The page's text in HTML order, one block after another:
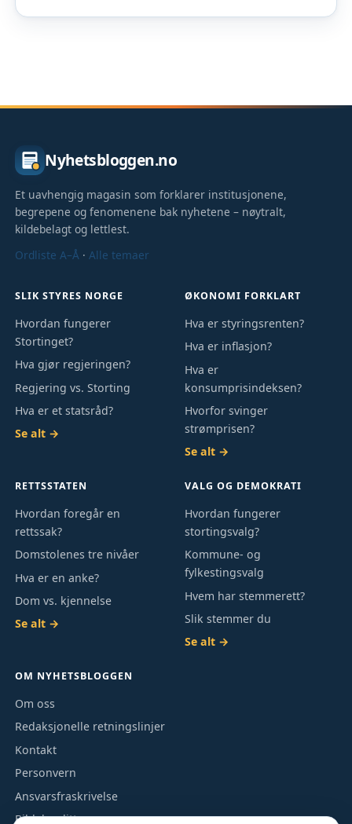
Nyhetsbloggen.no
Et uavhengig magasin som forklarer institusjonene,
begrepene og fenomenene bak nyhetene – nøytralt,
kildebelagt og lettlest.
Ordliste A–Å ·Alle temaer
SLIK STYRES NORGE
Hvordan fungerer
Stortinget?
Hva gjør regjeringen?
Regjering vs. Storting
Hva er et statsråd?
Se alt →
ØKONOMI FORKLART
Hva er styringsrenten?
Hva er inflasjon?
Hva er
konsumprisindeksen?
Hvorfor svinger
strømprisen?
Se alt →
RETTSSTATEN
Hvordan foregår en
rettssak?
Domstolenes tre nivåer
Hva er en anke?
Dom vs. kjennelse
Se alt →
VALG OG DEMOKRATI
Hvordan fungerer
stortingsvalg?
Kommune- og
fylkestingsvalg
Hvem har stemmerett?
Slik stemmer du
Se alt →
OM NYHETSBLOGGEN
Om oss
Redaksjonelle retningslinjer
Kontakt
Personvern
Ansvarsfraskrivelse
Bildekreditt